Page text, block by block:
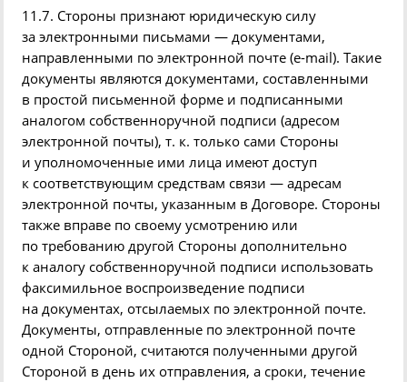
11.7. Стороны признают юридическую силу
за электронными письмами — документами,
направленными по электронной почте (e-mail). Такие
документы являются документами, составленными
в простой письменной форме и подписанными
аналогом собственноручной подписи (адресом
электронной почты), т. к. только сами Стороны
и уполномоченные ими лица имеют доступ
к соответствующим средствам связи — адресам
электронной почты, указанным в Договоре. Стороны
также вправе по своему усмотрению или
по требованию другой Стороны дополнительно
к аналогу собственноручной подписи использовать
факсимильное воспроизведение подписи
на документах, отсылаемых по электронной почте.
Документы, отправленные по электронной почте
одной Стороной, считаются полученными другой
Стороной в день их отправления, а сроки, течение